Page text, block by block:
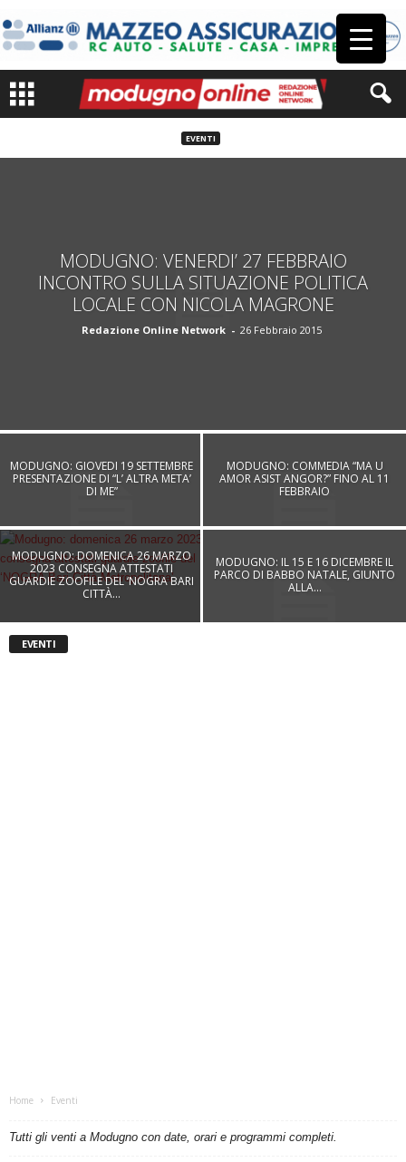
EVENTI
MODUGNO: VENERDI’ 27 FEBBRAIO
INCONTRO SULLA SITUAZIONE POLITICA
LOCALE CON NICOLA MAGRONE
Redazione Online Network - 26 Febbraio 2015
MODUGNO: GIOVEDI 19 SETTEMBRE
PRESENTAZIONE DI “L’ ALTRA META’
DI ME”
MODUGNO: COMMEDIA “MA U
AMOR ASIST ANGOR?” FINO AL 11
FEBBRAIO
MODUGNO: DOMENICA 26 MARZO
2023 CONSEGNA ATTESTATI
GUARDIE ZOOFILE DEL ‘NOGRA BARI
CITTÀ...
MODUGNO: IL 15 E 16 DICEMBRE IL
PARCO DI BABBO NATALE, GIUNTO
ALLA...
EVENTI
Home Eventi
Tutti gli venti a Modugno con date, orari e programmi completi.